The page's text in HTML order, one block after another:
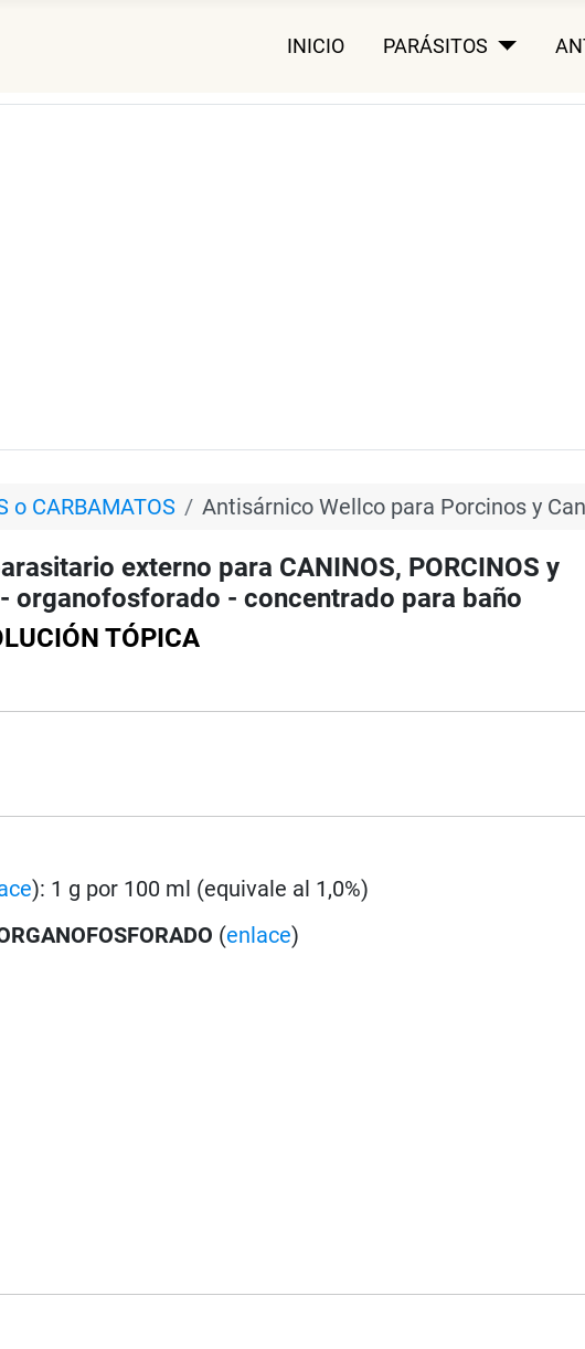
INICIO PARÁSITOS
o CARBAMATOS Antisárnico Wellco para Porcinos y
externo para CANINOS, PORCINOS y
- organofosforado - concentrado para baño
TÓPICA
): 1 g por 100 ml (equivale al 1,0%)
(enlace)